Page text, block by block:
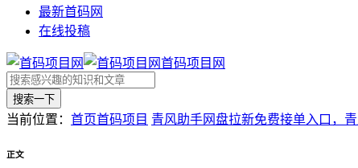
最新首码网
在线投稿
首码项目网
搜索一下
当前位置： 首页首码项目 青风助手网盘拉新免费接单入口，
正文